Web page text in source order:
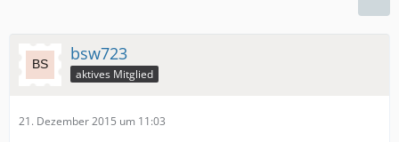
bsw723
aktives Mitglied
21. Dezember 2015 um 11:03